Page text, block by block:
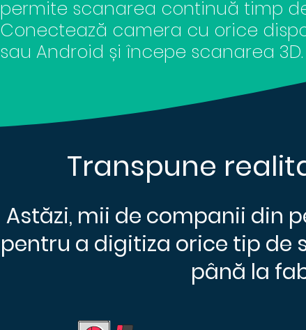
permite scanarea continuă timp
Conectează camera cu orice
sau Android și începe scanarea 3D.
Transpune
Astăzi, mii de companii din
pentru a digitiza orice tip de
până la